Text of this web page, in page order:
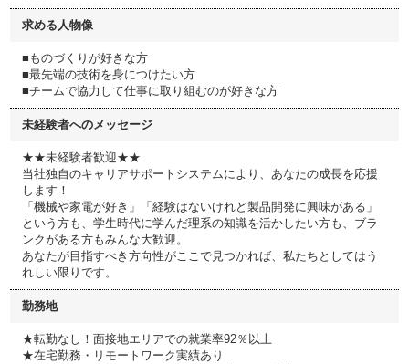
求める人物像
■ものづくりが好きな方
■最先端の技術を身につけたい方
■チームで協力して仕事に取り組むのが好きな方
未経験者へのメッセージ
★★未経験者歓迎★★
当社独自のキャリアサポートシステムにより、あなたの成長を応援
します！
「機械や家電が好き」「経験はないけれど製品開発に興味がある」
という方も、学生時代に学んだ理系の知識を活かしたい方も、ブラ
ンクがある方もみんな大歓迎。
あなたが目指すべき方向性がここで見つかれば、私たちとしてはう
れしい限りです。
勤務地
★転勤なし！面接地エリアでの就業率92％以上
★在宅勤務・リモートワーク実績あり